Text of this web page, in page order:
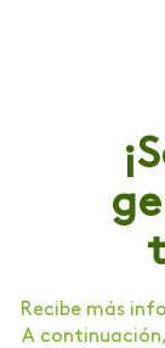
Recibe más
A